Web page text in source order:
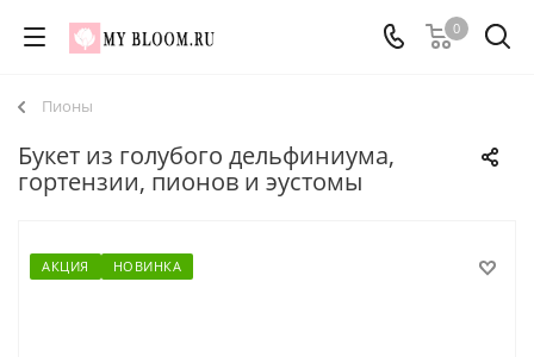
0
Пионы
Букет из голубого дельфиниума,
гортензии, пионов и эустомы
АКЦИЯ НОВИНКА